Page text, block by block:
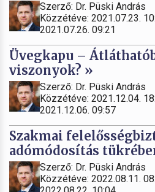
Szerző: Dr. Püski András
Közzétéve: 2021.07.23.
2021.07.26. 09:21
Üvegkapu –
viszonyok? »
Szerző: Dr. Püski András
Közzétéve: 2021.12.04.
2021.12.06. 09:57
Szakmai
adómódosítás
Szerző: Dr. Püski András
Közzétéve: 2022.08.11.